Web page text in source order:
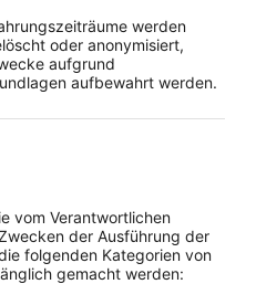
werden
oder anonymisiert,
aufgrund
aufbewahrt werden.
vom Verantwortlichen
der Ausführung der
folgenden Kategorien von
gemacht werden: